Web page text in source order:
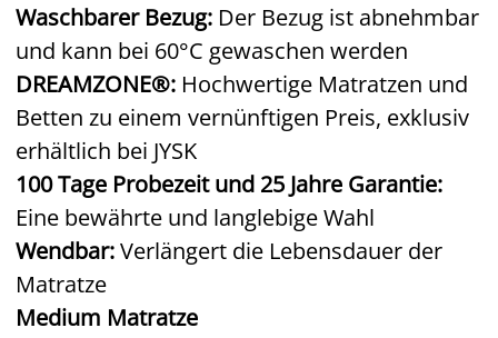
Waschbarer Bezug: Der Bezug ist abnehmbar
und kann bei 60°C gewaschen werden
DREAMZONE®: Hochwertige Matratzen und
Betten zu einem vernünftigen Preis, exklusiv
erhältlich bei JYSK
100 Tage Probezeit und 25 Jahre Garantie:
Eine bewährte und langlebige Wahl
Wendbar:Verlängert die Lebensdauer der
Matratze
Medium Matratze